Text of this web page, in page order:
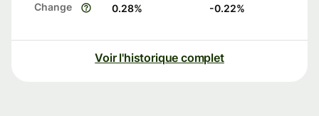
Change 0.28% -0.22%
Voir l'historique complet